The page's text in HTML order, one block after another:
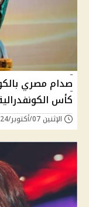
صدام مصري
كأس
الإثنين 07/أكتوبر/2024 - 01:49 م